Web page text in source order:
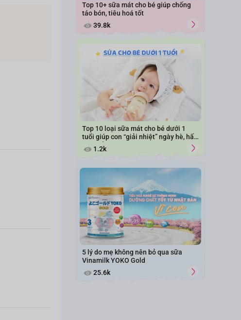
Top 10+ sữa mát cho bé giúp chống
táo bón, tiêu hoá tốt
39.8k
Top 10 loại sữa mát cho bé dưới 1
tuổi giúp con “giải nhiệt” ngày hè, hấp
thu khỏe mạnh
1.2k
5 lý do mẹ không nên bỏ qua sữa
Vinamilk YOKO Gold
25.6k